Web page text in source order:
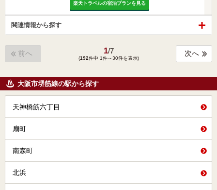
楽天トラベルの宿泊プランを見る
関連情報から探す
前へ 1/7
(192件中 1件～30件を表示)
次へ
大阪市堺筋線の駅から探す
天神橋筋六丁目
扇町
南森町
北浜